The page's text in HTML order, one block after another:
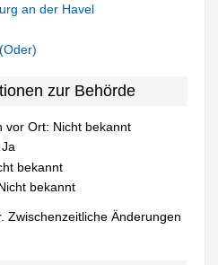
an der Havel
zur Behörde
vor Ort: Nicht bekannt
bekannt
bekannt
Zwischenzeitliche Änderungen